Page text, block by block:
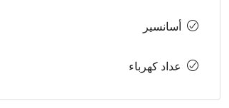
أسانسير
عداد كهرباء